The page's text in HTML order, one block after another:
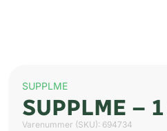
SUPPLME
SUPPLME –
Varenummer (SKU): 694734